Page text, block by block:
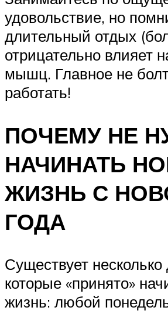
удовольствие, но
длительный отдых
отрицательно влияет
мышц. Главное не
работать!
ПОЧЕМУ НЕ
НАЧИНАТЬ
ЖИЗНЬ С
ГОДА
Существует несколько
которые «принято»
жизнь: любой